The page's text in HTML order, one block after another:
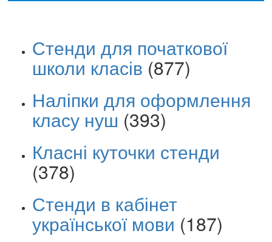
Стенди для початкової
школи класів (877)
Наліпки для оформлення
класу нуш (393)
Класні куточки стенди
(378)
Стенди в кабінет
української мови (187)